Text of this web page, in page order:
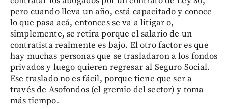
pero cuando lleva un año, está capacitado y conoce
lo que pasa acá, entonces se va a litigar o,
simplemente, se retira porque el salario de un
contratista realmente es bajo. El otro factor es que
hay muchas personas que se trasladaron a los fondos
privados y luego quieren regresar al Seguro Social.
Ese traslado no es fácil, porque tiene que ser a
través de Asofondos (el gremio del sector) y toma
más tiempo.